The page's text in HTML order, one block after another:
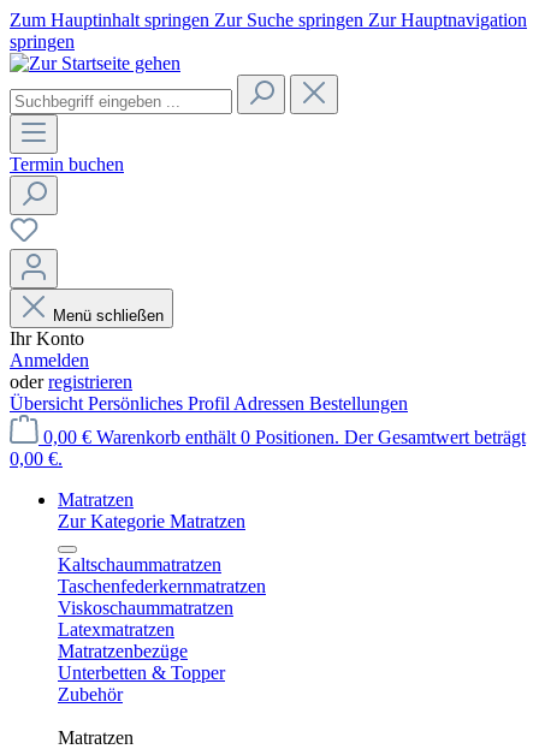
Zum Hauptinhalt springen Zur Suche springen Zur Hauptnavigation
springen
Termin buchen
Menü schließen
Ihr Konto
Anmelden
oderregistrieren
Übersicht Persönliches Profil Adressen Bestellungen
0,00 € Warenkorb enthält 0 Positionen. Der Gesamtwert beträgt
0,00 €.
Matratzen
Zur Kategorie Matratzen
Kaltschaummatratzen
Taschenfederkernmatratzen
Viskoschaummatratzen
Latexmatratzen
Matratzenbezüge
Unterbetten & Topper
Zubehör
Matratzen